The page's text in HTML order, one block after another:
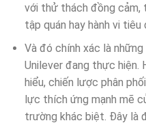
với thử thách đồng cảm,
tập quán hay hành vi
Và đó chính xác là
Unilever đang thực hiện.
hiểu, chiến lược phân
lực thích ứng mạnh mẽ
trường khác biệt. Đây là